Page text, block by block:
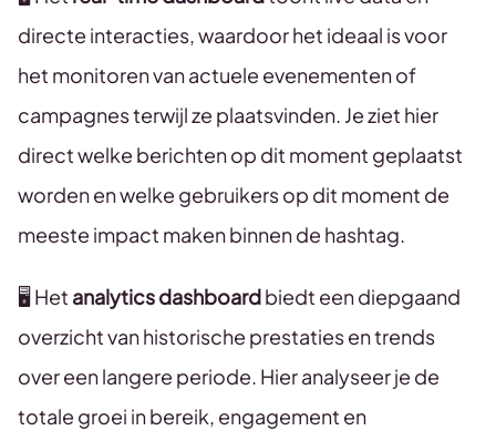
directe interacties, waardoor het ideaal is voor
het monitoren van actuele evenementen of
campagnes terwijl ze plaatsvinden. Je ziet hier
direct welke berichten op dit moment geplaatst
worden en welke gebruikers op dit moment de
meeste impact maken binnen de hashtag.
🖥️ Het analytics dashboardbiedt een diepgaand
overzicht van historische prestaties en trends
over een langere periode. Hier analyseer je de
totale groei in bereik, engagement en